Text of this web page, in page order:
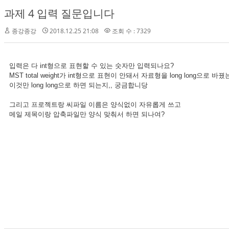
과제 4 입력 질문입니다
종강종강 2018.12.25 21:08 조회 수 : 7329
입력은 다 int형으로 표현할 수 있는 숫자만 입력되나요?
MST total weight가 int형으로 표현이 안돼서 자료형을 long long으로 바꿨
이것만 long long으로 하면 되는지,, 궁금합니당
그리고 프로젝트랑 씨파일 이름은 양식없이 자유롭게 쓰고
메일 제목이랑 압축파일만 양식 맞춰서 하면 되나여?